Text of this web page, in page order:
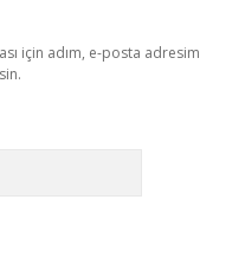
için adım, e-posta adresim